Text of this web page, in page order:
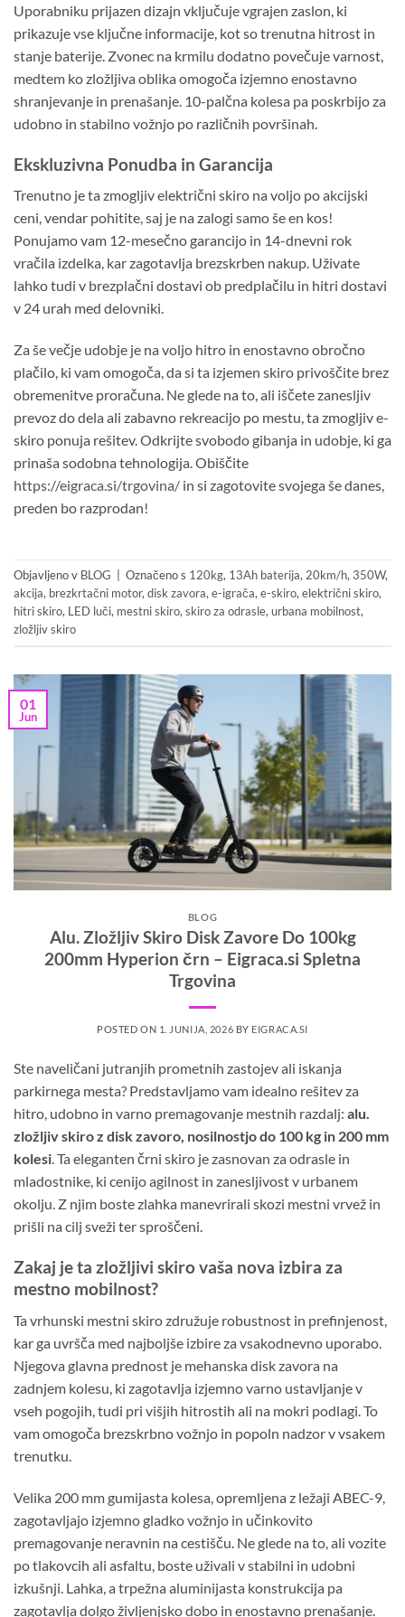
Uporabniku prijazen dizajn vključuje vgrajen zaslon, ki
prikazuje vse ključne informacije, kot so trenutna hitrost in
stanje baterije. Zvonec na krmilu dodatno povečuje varnost,
medtem ko zložljiva oblika omogoča izjemno enostavno
shranjevanje in prenašanje. 10-palčna kolesa pa poskrbijo za
udobno in stabilno vožnjo po različnih površinah.
Ekskluzivna Ponudba in Garancija
Trenutno je ta zmogljiv električni skiro na voljo po akcijski
ceni, vendar pohitite, saj je na zalogi samo še en kos!
Ponujamo vam 12-mesečno garancijo in 14-dnevni rok
vračila izdelka, kar zagotavlja brezskrben nakup. Uživate
lahko tudi v brezplačni dostavi ob predplačilu in hitri dostavi
v 24 urah med delovniki.
Za še večje udobje je na voljo hitro in enostavno obročno
plačilo, ki vam omogoča, da si ta izjemen skiro privoščite brez
obremenitve proračuna. Ne glede na to, ali iščete zanesljiv
prevoz do dela ali zabavno rekreacijo po mestu, ta zmogljiv e-
skiro ponuja rešitev. Odkrijte svobodo gibanja in udobje, ki ga
prinaša sodobna tehnologija. Obiščite
https://eigraca.si/trgovina/ in si zagotovite svojega še danes,
preden bo razprodan!
Objavljeno v BLOG Označeno s 120kg, 13Ah baterija,20km/h, 350W,
akcija, brezkrtačni motor,disk zavora,e-igrača,e-skiro,električni skiro,
hitri skiro, LED luči, mestni skiro,skiro za odrasle,urbana mobilnost,
zložljiv skiro
01
Jun
BLOG
Alu. Zložljiv Skiro Disk Zavore Do 100kg
200mm Hyperion črn – Eigraca.si Spletna
Trgovina
POSTED ON 1. JUNIJA, 2026 BY EIGRACA.SI
Ste naveličani jutranjih prometnih zastojev ali iskanja
parkirnega mesta? Predstavljamo vam idealno rešitev za
hitro, udobno in varno premagovanje mestnih razdalj: alu.
zložljiv skiro z disk zavoro, nosilnostjo do 100 kg in 200 mm
kolesi. Ta eleganten črni skiro je zasnovan za odrasle in
mladostnike, ki cenijo agilnost in zanesljivost v urbanem
okolju. Z njim boste zlahka manevrirali skozi mestni vrvež in
prišli na cilj sveži ter sproščeni.
Zakaj je ta zložljivi skiro vaša nova izbira za
mestno mobilnost?
Ta vrhunski mestni skiro združuje robustnost in prefinjenost,
kar ga uvršča med najboljše izbire za vsakodnevno uporabo.
Njegova glavna prednost je mehanska disk zavora na
zadnjem kolesu, ki zagotavlja izjemno varno ustavljanje v
vseh pogojih, tudi pri višjih hitrostih ali na mokri podlagi. To
vam omogoča brezskrbno vožnjo in popoln nadzor v vsakem
trenutku.
Velika 200 mm gumijasta kolesa, opremljena z ležaji ABEC-9,
zagotavljajo izjemno gladko vožnjo in učinkovito
premagovanje neravnin na cestišču. Ne glede na to, ali vozite
po tlakovcih ali asfaltu, boste uživali v stabilni in udobni
izkušnji. Lahka, a trpežna aluminijasta konstrukcija pa
zagotavlja dolgo življenjsko dobo in enostavno prenašanje.